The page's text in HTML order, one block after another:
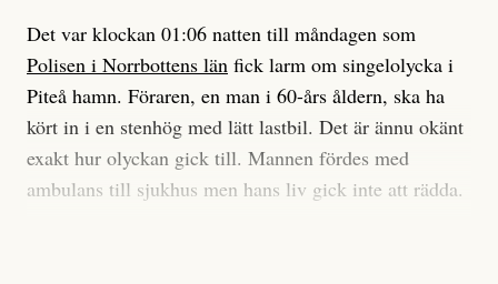
Vi skriver för våra läsare som vill bli informerade,
överraskade, bekräftade, utmanade – och som kräver
att vi granskar allt och alla.
Vi är som sagt en röd, grön och oberoende tidning.
Det betyder en annan journalistik än vad du hittar i
#23/2026Intervjun
Jesper Lundby: ”Livet i sig
är ganska politiskt”
Det var klockan 01:06 natten till måndagen som
Polisen i Norrbottens län fick larm om singelolycka i
Piteå hamn. Föraren, en man i 60-års åldern, ska ha
kört in i en stenhög med lätt lastbil. Det är ännu okänt
exakt hur olyckan gick till. Mannen fördes med
ambulans till sjukhus men hans liv gick inte att rädda.